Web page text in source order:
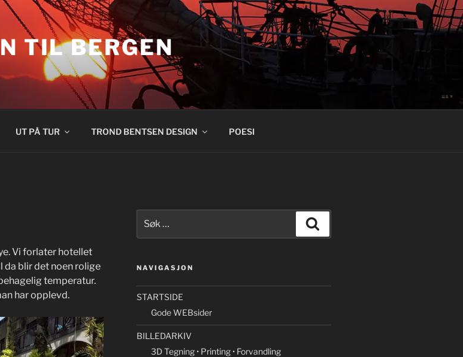
TIL BERGEN
UT PÅ TUR TROND BENTSEN DESIGN POESI
Vi forlater hotellet
da blir det noen rolige
temperatur.
har opplevd.
etter:
NAVIGASJON
STARTSIDE
Gode WEBsider
BILLEDARKIV
3D Tegning • Printing • Forvandling